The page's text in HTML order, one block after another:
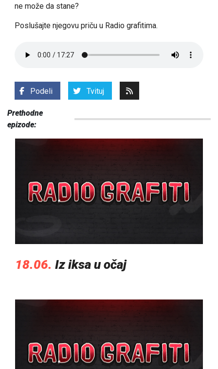
ne može da stane?
Poslušajte njegovu priču u Radio grafitima.
Podeli Tvituj
Prethodne
epizode:
18.06. Iz iksa u očaj